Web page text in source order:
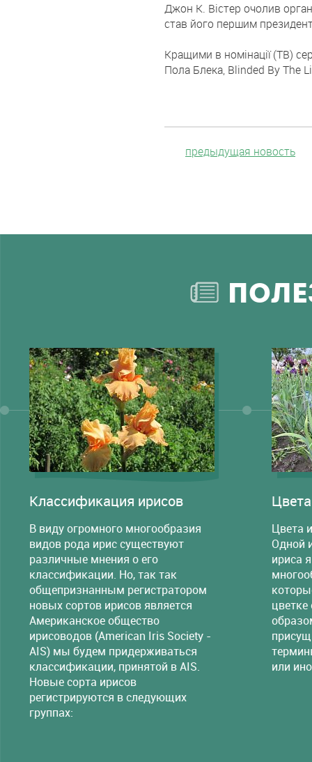
Джон К. Вістер очолив
став його першим
Кращими в номінації (ТВ)
Пола Блека, Blinded By The
предыдущая новость
Классификация ирисов
В виду огромного многообразия
видов рода ирис существуют
различные мнения о его
классификации. Но, так так
общепризнанным регистратором
новых сортов ирисов является
Американское общество
ирисоводов (American Iris Society -
AIS) мы будем придерживаться
классификации, принятой в AIS.
Новые сорта ирисов
регистрируются в следующих
группах:
Цвета
Одной
ириса
или